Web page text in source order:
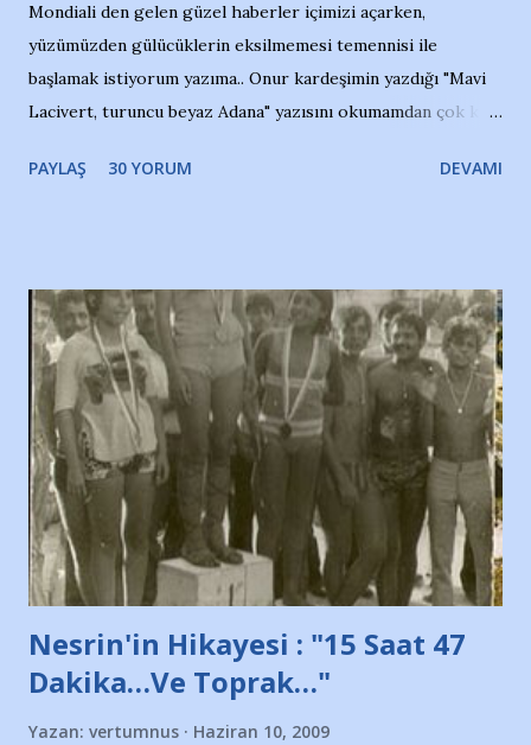
Mondiali den gelen güzel haberler içimizi açarken,
yüzümüzden gülücüklerin eksilmemesi temennisi ile
başlamak istiyorum yazıma.. Onur kardeşimin yazdığı "Mavi
Lacivert, turuncu beyaz Adana" yazısını okumamdan çok kısa
irkildim.. "Bursasporlu taraftarlar, İstanbul takımlarının
ve ürünlerini Bursa şehrinde görmek istemediklerini bir
protesto eylemiyle açıkladıklarını bildiriyordu.. Bu grup
adına açıklama yapan şahsı muhterem(!) ''Açık ve net olarak
söylüyoruz. Bu son uyarımızdır. Bunun yanısıra, bu takımlara
ait tanıtıcı ilanların asılmasına izin veren Bursa Büyükşehir
Belediyesi ile mağazaların bulunduğu alışveriş merkezlerini
de kınıyoruz'' diye de eklemiş .. Blogumuzda okuduğum bu
yazının hemen ardından bu habe...
PAYLAŞ 30 YORUM DEVAMI
Nesrin'in Hikayesi : "15 Saat 47
Dakika…Ve Toprak…"
Yazan: vertumnus Haziran 10, 2009